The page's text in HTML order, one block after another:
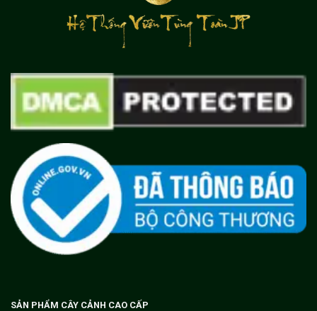
SẢN PHẨM CÂY CẢNH CAO CẤP